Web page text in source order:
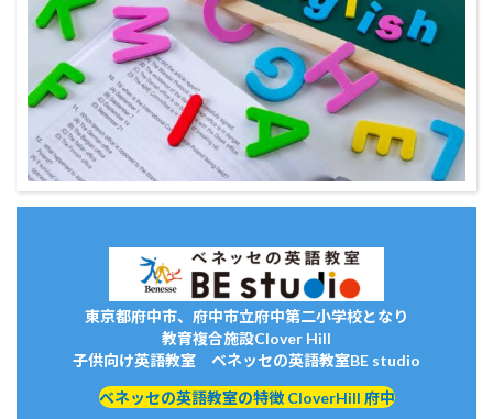
東京都府中市、府中市立府中第二小学校となり
教育複合施設Clover Hill
子供向け英語教室 ベネッセの英語教室BE studio
ベネッセの英語教室の特徴 CloverHill 府中